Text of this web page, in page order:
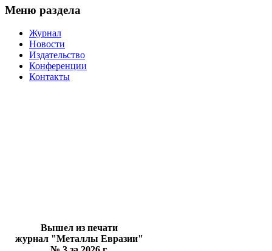
Меню раздела
Журнал
Новости
Издательство
Конференции
Контакты
Вышел из печати
журнал "Металлы Евразии"